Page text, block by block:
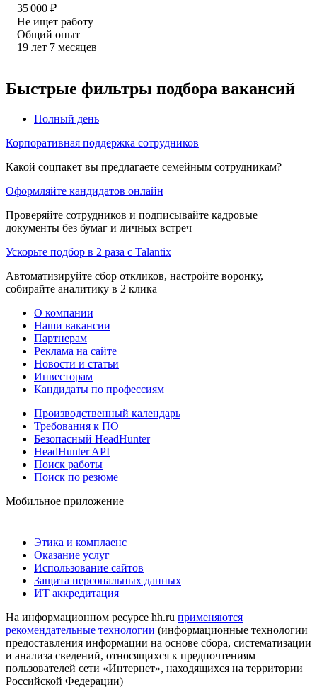
35 000 ₽
Не ищет работу
Общий опыт
19 лет 7 месяцев
Быстрые фильтры подбора вакансий
Полный день
Корпоративная поддержка сотрудников
Какой соцпакет вы предлагаете семейным сотрудникам?
Оформляйте кандидатов онлайн
Проверяйте сотрудников и подписывайте кадровые
документы без бумаг и личных встреч
Ускорьте подбор в 2 раза с Talantix
Автоматизируйте сбор откликов, настройте воронку,
собирайте аналитику в 2 клика
О компании
Наши вакансии
Партнерам
Реклама на сайте
Новости и статьи
Инвесторам
Кандидаты по профессиям
Производственный календарь
Требования к ПО
Безопасный HeadHunter
HeadHunter API
Поиск работы
Поиск по резюме
Мобильное приложение
Этика и комплаенс
Оказание услуг
Использование сайтов
Защита персональных данных
ИТ аккредитация
На информационном ресурсе hh.ru применяются
рекомендательные технологии (информационные технологии
предоставления информации на основе сбора, систематизации
и анализа сведений, относящихся к предпочтениям
пользователей сети «Интернет», находящихся на территории
Российской Федерации)